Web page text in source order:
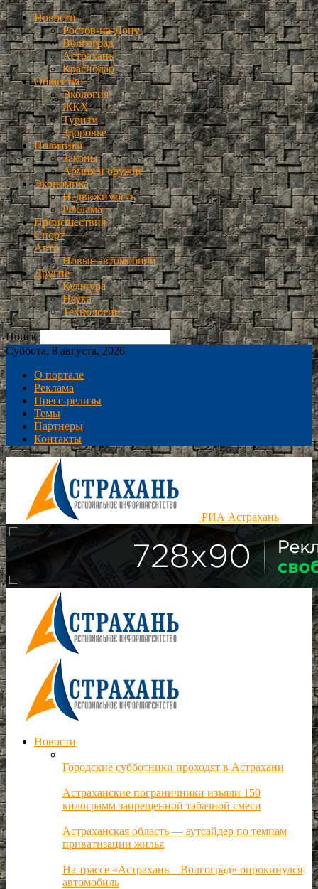
Новости
Ростов-на-Дону
Волгоград
Астрахань
Краснодар
Общество
Экология
ЖКХ
Туризм
Здоровье
Политика
Законы
Армия и оружие
Экономика
Недвижимость
Реклама
Происшествия
Спорт
Авто
Новые автомобили
Другие
Культура
Наука
Технологии
Поиск
Суббота, 8 августа, 2026
О портале
Реклама
Пресс-релизы
Темы
Партнеры
Контакты
РИА Астрахань
Новости
Городские субботники проходят в Астрахани
Астраханские пограничники изъяли 150
килограмм запрещенной табачной смеси
Астраханская область — аутсайдер по темпам
приватизации жилья
На трассе «Астрахань – Волгоград» опрокинулся
автомобиль